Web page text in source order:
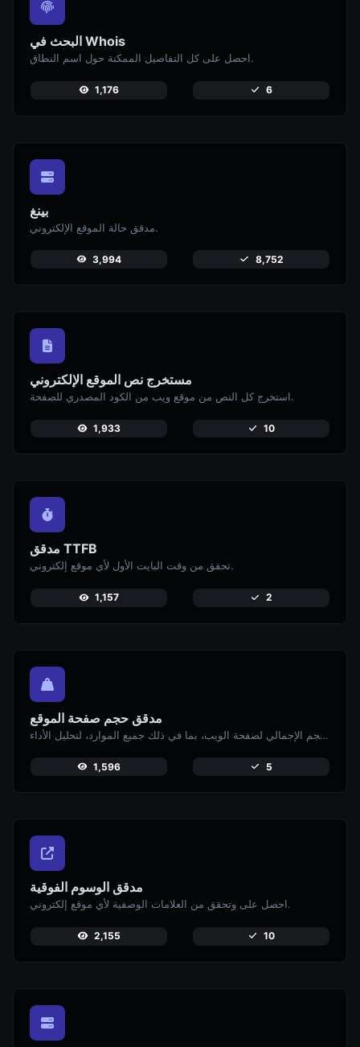
البحث في Whois
احصل على كل التفاصيل الممكنة حول اسم النطاق.
1,176 6
بينغ
مدقق حالة الموقع الإلكتروني.
3,994 8,752
مستخرج نص الموقع الإلكتروني
استخرج كل النص من موقع ويب من الكود المصدري للصفحة.
1,933 10
مدقق TTFB
تحقق من وقت البايت الأول لأي موقع إلكتروني.
1,157 2
مدقق حجم صفحة الموقع
تحقق من الحجم الإجمالي لصفحة الويب، بما في ذلك جميع الموارد، لتحليل الأداء.
1,596 5
مدقق الوسوم الفوقية
احصل على وتحقق من العلامات الوصفية لأي موقع إلكتروني.
2,155 10